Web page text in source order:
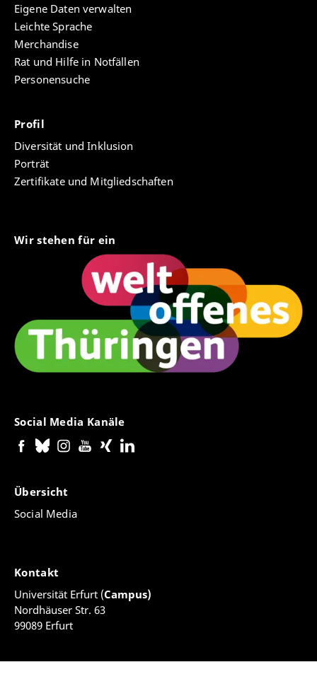
Eigene Daten verwalten
Leichte Sprache
Merchandise
Rat und Hilfe in Notfällen
Personensuche
Profil
Diversität und Inklusion
Porträt
Zertifikate und Mitgliedschaften
Wir stehen für ein
Social Media Kanäle
Übersicht
Social Media
Kontakt
Universität Erfurt (Campus)
Nordhäuser Str. 63
99089 Erfurt